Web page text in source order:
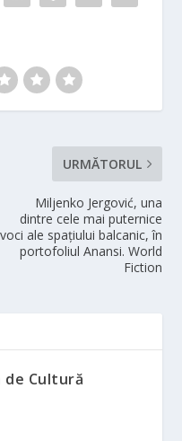
URMĂTORUL
Miljenko Jergović, una
dintre cele mai puternice
voci ale spațiului balcanic, în
portofoliul Anansi. World
Fiction
de Cultură